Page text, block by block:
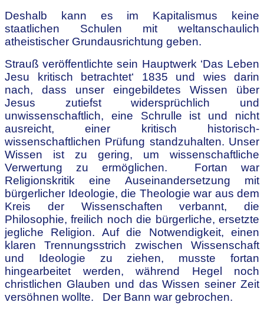
Deshalb kann es im Kapitalismus keine
staatlichen Schulen mit weltanschaulich
atheistischer Grundausrichtung geben.
Strauß veröffentlichte sein Hauptwerk ‘Das Leben
Jesu kritisch betrachtet‘ 1835 und wies darin
nach, dass unser eingebildetes Wissen über
Jesus zutiefst widersprüchlich und
unwissenschaftlich, eine Schrulle ist und nicht
ausreicht, einer kritisch historisch-
wissenschaftlichen Prüfung standzuhalten. Unser
Wissen ist zu gering, um wissenschaftliche
Verwertung zu ermöglichen. Fortan war
Religionskritik eine Auseinandersetzung mit
bürgerlicher Ideologie, die Theologie war aus dem
Kreis der Wissenschaften verbannt, die
Philosophie, freilich noch die bürgerliche, ersetzte
jegliche Religion. Auf die Notwendigkeit, einen
klaren Trennungsstrich zwischen Wissenschaft
und Ideologie zu ziehen, musste fortan
hingearbeitet werden, während Hegel noch
christlichen Glauben und das Wissen seiner Zeit
versöhnen wollte. Der Bann war gebrochen.